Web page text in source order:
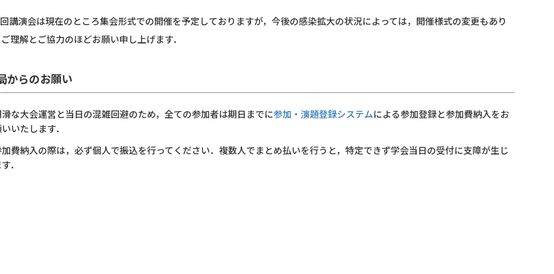
講演会は現在のところ集会形式での開催を予定しておりますが，今後の感染拡大の状況によっては，開催様式の変更もあり
理解とご協力のほどお願い申し上げます．
からのお願い
滑な大会運営と当日の混雑回避のため，全ての参加者は期日までに参加・演題登録システムによる参加登録と参加費納入をお
いたします．
加費納入の際は，必ず個人で振込を行ってください．複数人でまとめ払いを行うと，特定できず学会当日の受付に支障が生じ
．